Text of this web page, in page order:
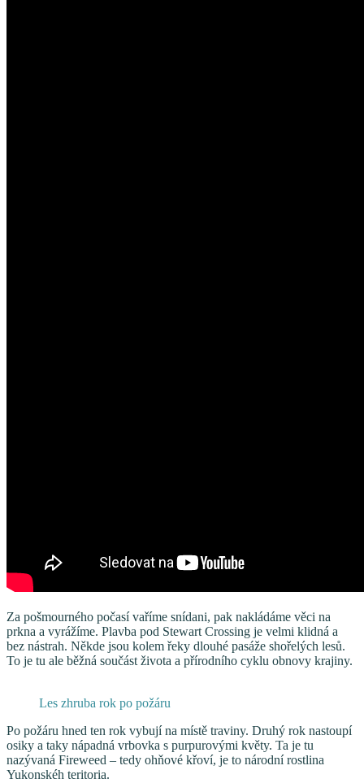
Za pošmourného počasí vaříme snídani, pak nakládáme věci na
prkna a vyrážíme. Plavba pod Stewart Crossing je velmi klidná a
bez nástrah. Někde jsou kolem řeky dlouhé pasáže shořelých lesů.
To je tu ale běžná součást života a přírodního cyklu obnovy krajiny.
Les zhruba rok po požáru
Po požáru hned ten rok vybují na místě traviny. Druhý rok nastoupí
osiky a taky nápadná vrbovka s purpurovými květy. Ta je tu
nazývaná Fireweed – tedy ohňové křoví, je to národní rostlina
Yukonskéh teritoria.